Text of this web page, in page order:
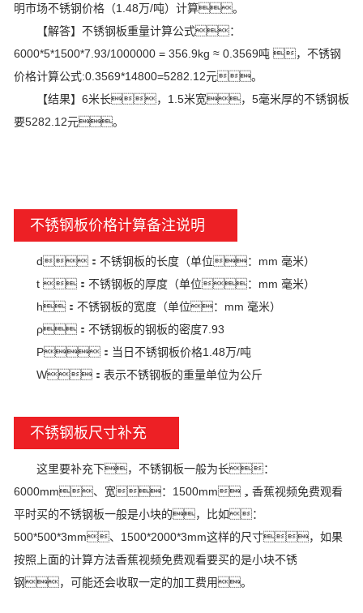
明市场不锈钢价格（1.48万/吨）计算。
【解答】不锈钢板重量计算公式：
6000*5*1500*7.93/1000000 = 356.9kg ≈ 0.3569吨 ，不锈钢
价格计算公式:0.3569*14800=5282.12元。
【结果】6米长，1.5米宽，5毫米厚的不锈钢板
要5282.12元。
不锈钢板价格计算备注说明
d：不锈钢板的长度（单位：mm 毫米）
t ：不锈钢板的厚度（单位：mm 毫米）
h：不锈钢板的宽度（单位：mm 毫米）
ρ：不锈钢板的钢板的密度7.93
P：当日不锈钢板价格1.48万/吨
W：表示不锈钢板的重量单位为公斤
不锈钢板尺寸补充
这里要补充下，不锈钢板一般为长：
6000mm、宽：1500mm，香蕉视频免费观看
平时买的不锈钢板一般是小块的，比如：
500*500*3mm、1500*2000*3mm这样的尺寸，如果
按照上面的计算方法香蕉视频免费观看要买的是小块不锈
钢，可能还会收取一定的加工费用。